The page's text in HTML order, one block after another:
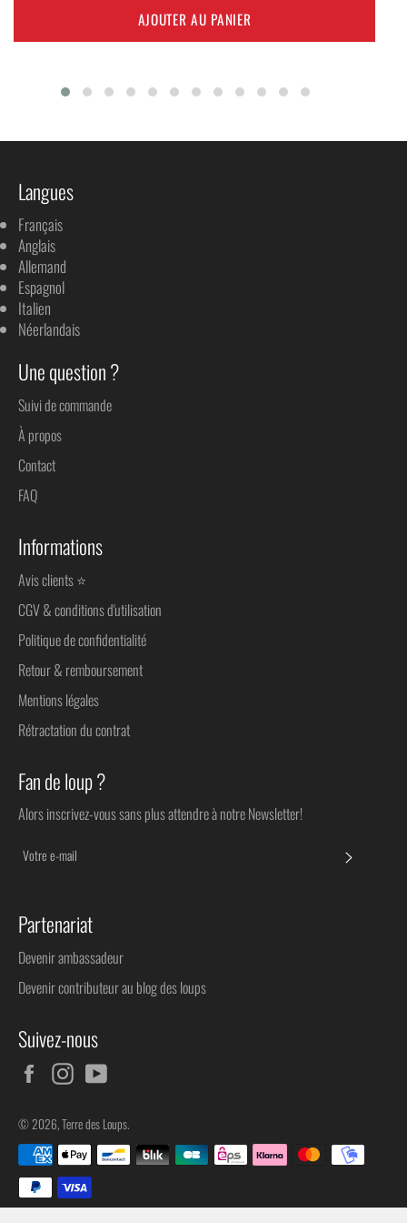
AJOUTER AU PANIER
Langues
Français
Anglais
Allemand
Espagnol
Italien
Néerlandais
Une question ?
Suivi de commande
À propos
Contact
FAQ
Informations
Avis clients ⭐
CGV & conditions d'utilisation
Politique de confidentialité
Retour & remboursement
Mentions légales
Rétractation du contrat
Fan de loup ?
Alors inscrivez-vous sans plus attendre à notre Newsletter!
Partenariat
Devenir ambassadeur
Devenir contributeur au blog des loups
Suivez-nous
FacebookInstagram
© 2026,Terre des Loups.
Méthodes
de
paiement